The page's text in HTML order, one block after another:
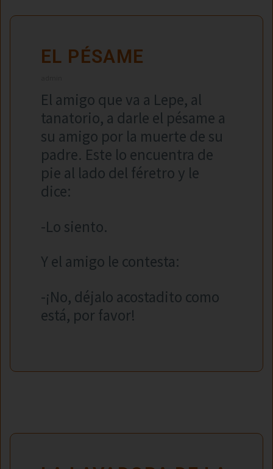
EL PÉSAME
El amigo que va a Lepe, al
tanatorio, a darle el pésame a
su amigo por la muerte de su
padre. Este lo encuentra de
pie al lado del féretro y le
dice:
-Lo siento.
Y el amigo le contesta:
-¡No, déjalo acostadito como
está, por favor!